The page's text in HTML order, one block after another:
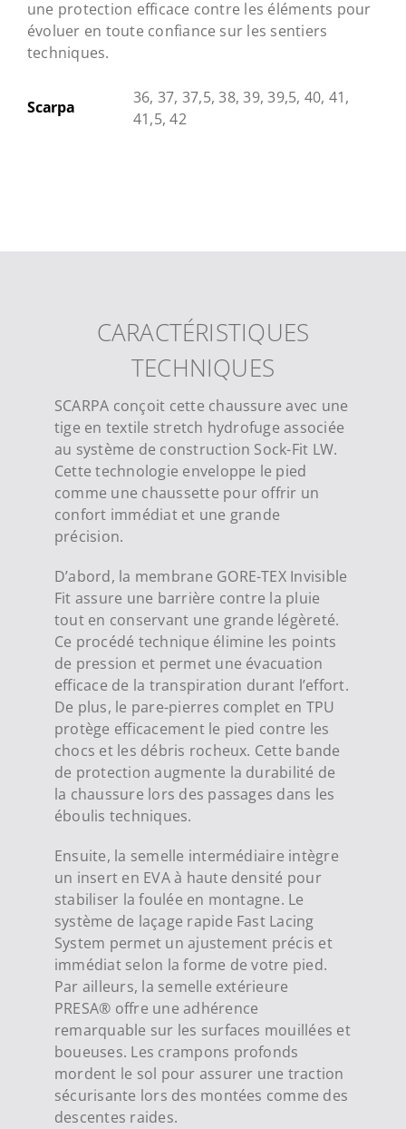
une protection efficace contre les éléments pour
évoluer en toute confiance sur les sentiers
techniques.
Scarpa
36, 37, 37,5, 38, 39, 39,5, 40, 41,
41,5, 42
CARACTÉRISTIQUES
TECHNIQUES
SCARPA conçoit cette chaussure avec une
tige en textile stretch hydrofuge associée
au système de construction Sock-Fit LW.
Cette technologie enveloppe le pied
comme une chaussette pour offrir un
confort immédiat et une grande
précision.
D’abord, la membrane GORE-TEX Invisible
Fit assure une barrière contre la pluie
tout en conservant une grande légèreté.
Ce procédé technique élimine les points
de pression et permet une évacuation
efficace de la transpiration durant l’effort.
De plus, le pare-pierres complet en TPU
protège efficacement le pied contre les
chocs et les débris rocheux. Cette bande
de protection augmente la durabilité de
la chaussure lors des passages dans les
éboulis techniques.
Ensuite, la semelle intermédiaire intègre
un insert en EVA à haute densité pour
stabiliser la foulée en montagne. Le
système de laçage rapide Fast Lacing
System permet un ajustement précis et
immédiat selon la forme de votre pied.
Par ailleurs, la semelle extérieure
PRESA® offre une adhérence
remarquable sur les surfaces mouillées et
boueuses. Les crampons profonds
mordent le sol pour assurer une traction
sécurisante lors des montées comme des
descentes raides.